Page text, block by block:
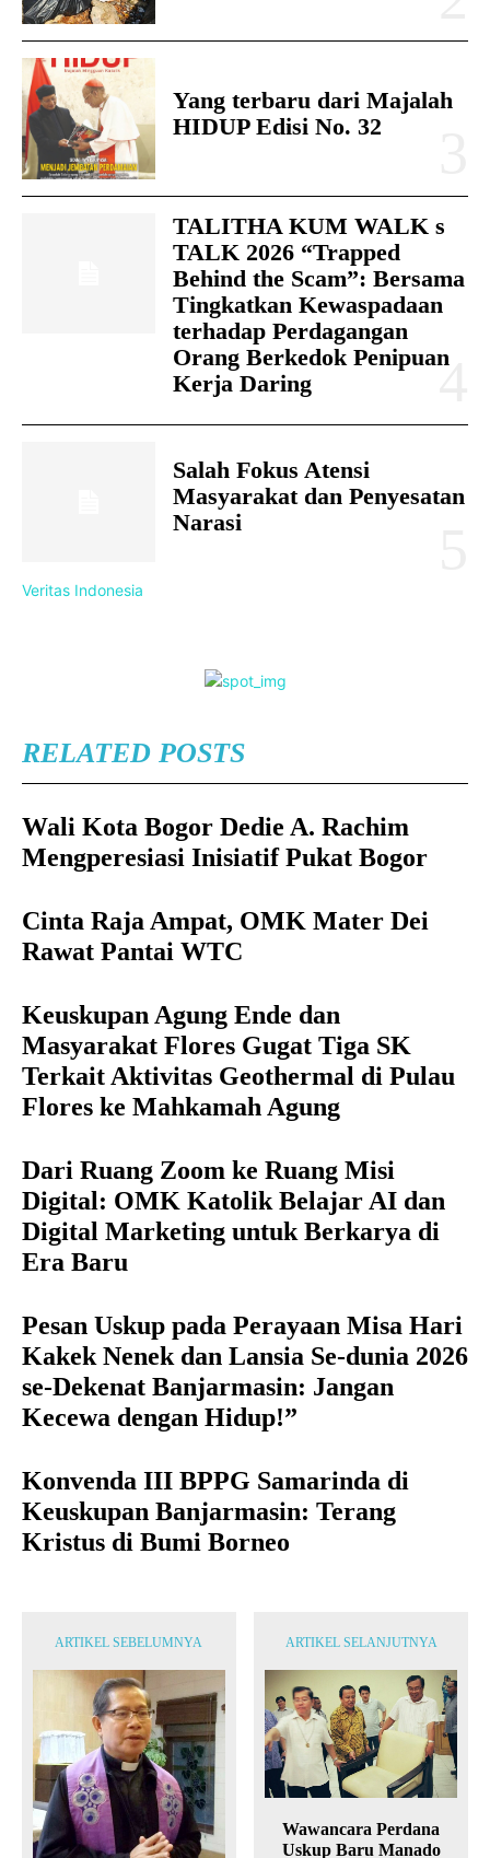
Yang terbaru dari Majalah
HIDUP Edisi No. 32
TALITHA KUM WALK s
TALK 2026 “Trapped
Behind the Scam”: Bersama
Tingkatkan Kewaspadaan
terhadap Perdagangan
Orang Berkedok Penipuan
Kerja Daring
Salah Fokus Atensi
Masyarakat dan Penyesatan
Narasi
Veritas Indonesia
RELATED POSTS
Wali Kota Bogor Dedie A. Rachim
Mengperesiasi Inisiatif Pukat Bogor
Cinta Raja Ampat, OMK Mater Dei
Rawat Pantai WTC
Keuskupan Agung Ende dan
Masyarakat Flores Gugat Tiga SK
Terkait Aktivitas Geothermal di Pulau
Flores ke Mahkamah Agung
Dari Ruang Zoom ke Ruang Misi
Digital: OMK Katolik Belajar AI dan
Digital Marketing untuk Berkarya di
Era Baru
Pesan Uskup pada Perayaan Misa Hari
Kakek Nenek dan Lansia Se-dunia 2026
se-Dekenat Banjarmasin: Jangan
Kecewa dengan Hidup!”
Konvenda III BPPG Samarinda di
Keuskupan Banjarmasin: Terang
Kristus di Bumi Borneo
ARTIKEL SEBELUMNYA ARTIKEL SELANJUTNYA
Wawancara Perdana
Uskup Baru Manado